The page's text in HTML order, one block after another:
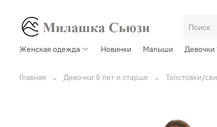
Женская одежда Новинки Малыши Девочки
Главная Девочки 9 лет и старше Толстовки/